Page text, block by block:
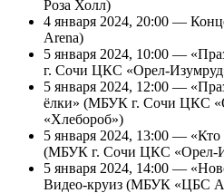
Роза Холл)
4 января 2024, 20:00 —
Arena)
5 января 2024, 10:00 —
г. Сочи ЦКС «Орел-
5 января 2024, 12:00 —
ёлки» (МБУК г. Сочи ЦКС
«Хлебороб»)
5 января 2024, 13:00 —
(МБУК г. Сочи ЦКС «Орел-
5 января 2024, 14:00 —
Видео-круиз (МБУК «ЦБС